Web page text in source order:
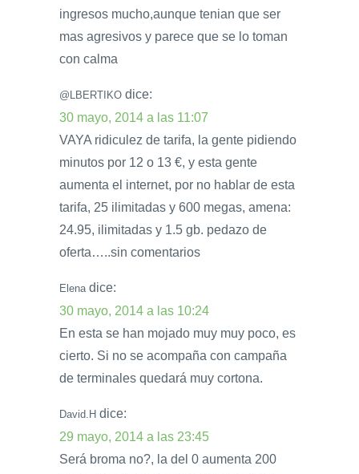
ingresos mucho,aunque tenian que ser
mas agresivos y parece que se lo toman
con calma
@LBERTIKO dice:
30 mayo, 2014 a las 11:07
VAYA ridiculez de tarifa, la gente pidiendo
minutos por 12 o 13 €, y esta gente
aumenta el internet, por no hablar de esta
tarifa, 25 ilimitadas y 600 megas, amena:
24.95, ilimitadas y 1.5 gb. pedazo de
oferta…..sin comentarios
Elena dice:
30 mayo, 2014 a las 10:24
En esta se han mojado muy muy poco, es
cierto. Si no se acompaña con campaña
de terminales quedará muy cortona.
David.H dice:
29 mayo, 2014 a las 23:45
Será broma no?, la del 0 aumenta 200